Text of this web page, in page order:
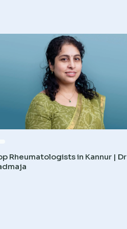
Rheumatologists in Kannur | Dr